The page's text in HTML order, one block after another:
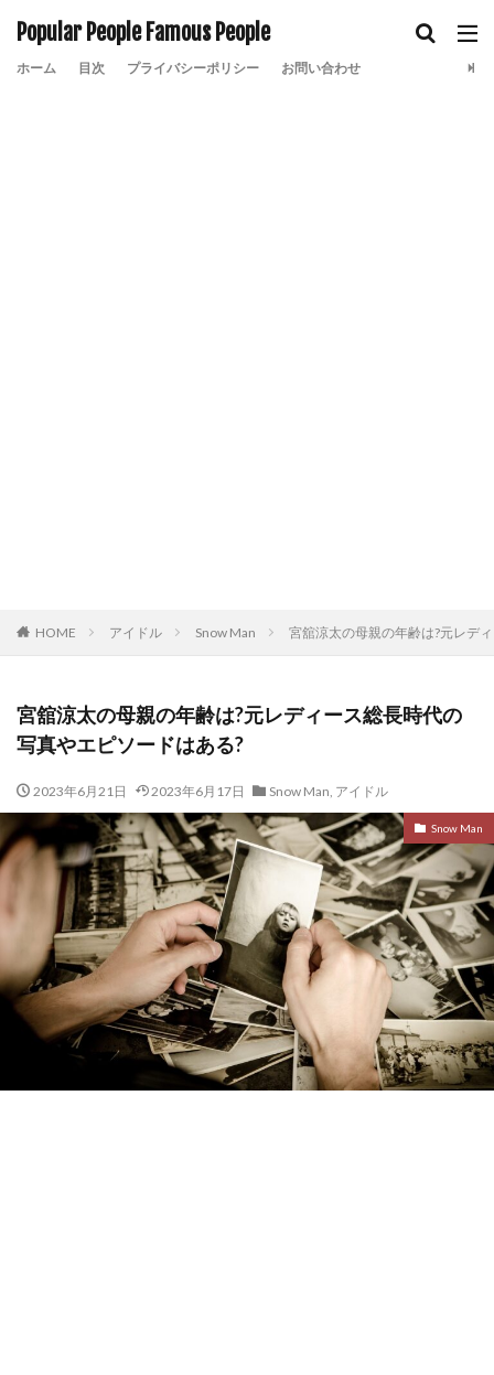
Popular People Famous People
ホーム 目次 プライバシーポリシー お問い合わせ
HOME アイドル Snow Man 宮舘涼太の母親の年齢は?元レデ
宮舘涼太の母親の年齢は?元レディース総長時代の
写真やエピソードはある?
2023年6月21日 2023年6月17日 Snow Man, アイドル
Snow Man